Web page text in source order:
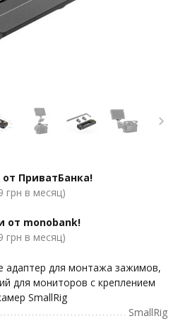
ПриватБанка!
грн в месяц)
от monobank!
грн в месяц)
адаптер для монтажа зажимов,
для мониторов с креплением
SmallRig
SmallRig